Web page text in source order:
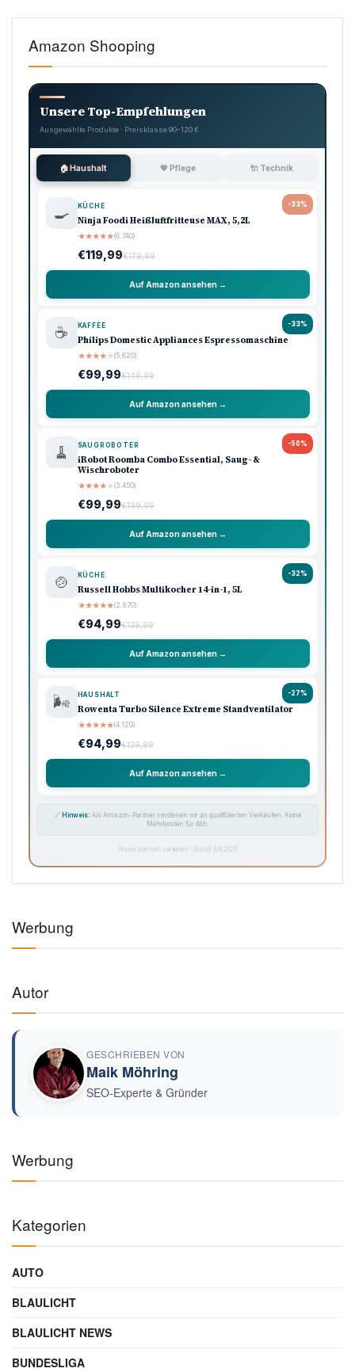
Amazon Shooping
Unsere Top-Empfehlungen
Ausgewählte Produkte · Preisklasse 90–120 €
🏠 Haushalt 💖 Pflege 🔌 Technik
-33%
🍳 KÜCHE
Ninja Foodi Heißluftfritteuse MAX, 5,2L
★★★★★(8.740)
€119,99€179,99
Auf Amazon ansehen →
-33%
☕ KAFFEE
Philips Domestic Appliances Espressomaschine
★★★★★(5.620)
€99,99€149,99
Auf Amazon ansehen →
-50%
🧹 SAUGROBOTER
iRobot Roomba Combo Essential, Saug- &
Wischroboter
★★★★★(3.450)
€99,99€199,99
Auf Amazon ansehen →
-32%
🍲 KÜCHE
Russell Hobbs Multikocher 14-in-1, 5L
★★★★★(2.870)
€94,99€139,99
Auf Amazon ansehen →
-27%
🌬️ HAUSHALT
Rowenta Turbo Silence Extreme Standventilator
★★★★★(4.120)
€94,99€129,99
Auf Amazon ansehen →
🔗 Hinweis: Als Amazon-Partner verdienen wir an qualifizierten Verkäufen. Keine
Mehrkosten für dich.
Preise können variieren · Stand: 8.8.2026
Werbung
Autor
GESCHRIEBEN VON
Maik Möhring
SEO-Experte & Gründer
Werbung
Kategorien
AUTO
BLAULICHT
BLAULICHT NEWS
BUNDESLIGA